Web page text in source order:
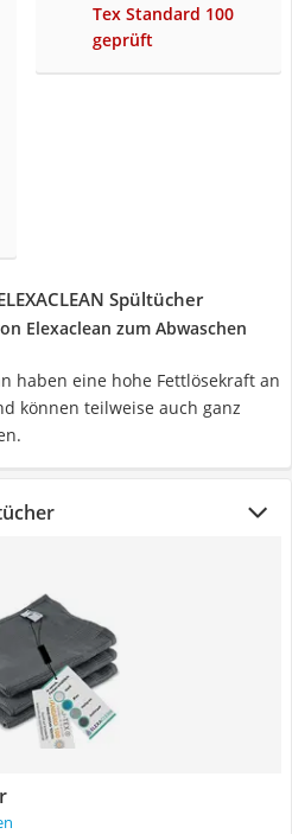
Tex Standard 100
geprüft
Spültücher
Elexaclean zum Abwaschen
haben eine hohe Fettlösekraft an
können teilweise auch ganz